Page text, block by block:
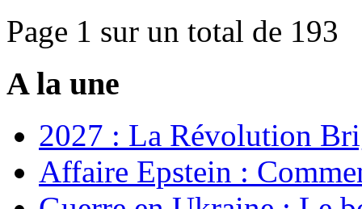
Page 1 sur un total de 193
A la une
2027 : La Révolution
Affaire Epstein :